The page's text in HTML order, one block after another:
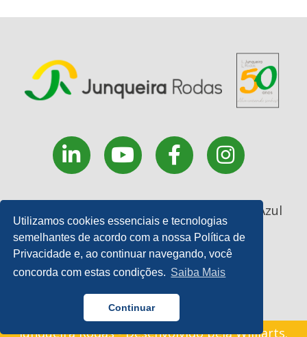
Utilizamos cookies essenciais e tecnologias
semelhantes de acordo com a nossa Política de
Privacidade e, ao continuar navegando, você
concorda com estas condições. Saiba Mais
Continuar
Rua Coronel João Manoel, 227 - . Monte Azul
Paulista - SP
17 3361 9200 | E-mail:
contato@junqueirarodas.com.br
Junqueira Rodas - Desenvolvido pelaWilliarts.